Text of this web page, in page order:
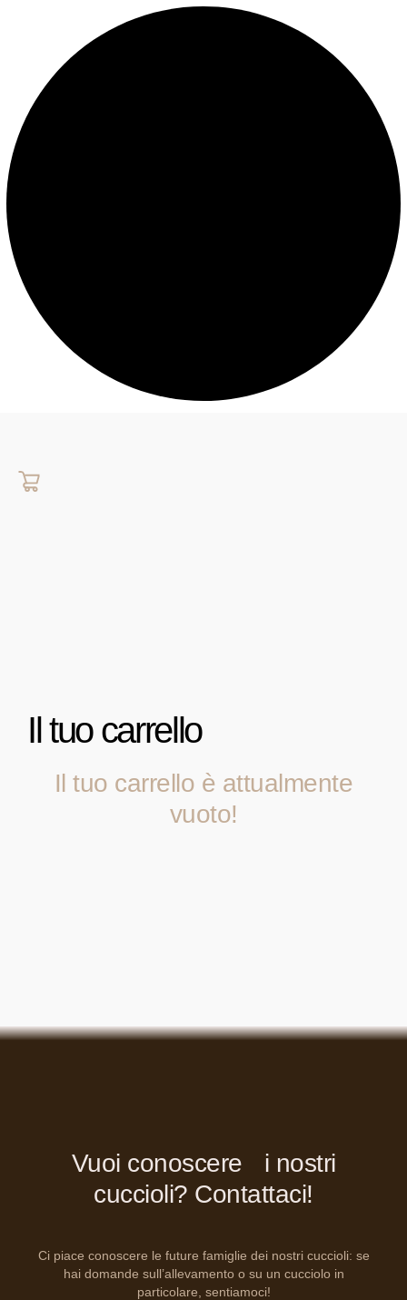
Il tuo carrello
Il tuo carrello è attualmente
vuoto!
Vuoi conoscere i nostri
cuccioli? Contattaci!
Ci piace conoscere le future famiglie dei nostri cuccioli: se
hai domande sull’allevamento o su un cucciolo in
particolare, sentiamoci!